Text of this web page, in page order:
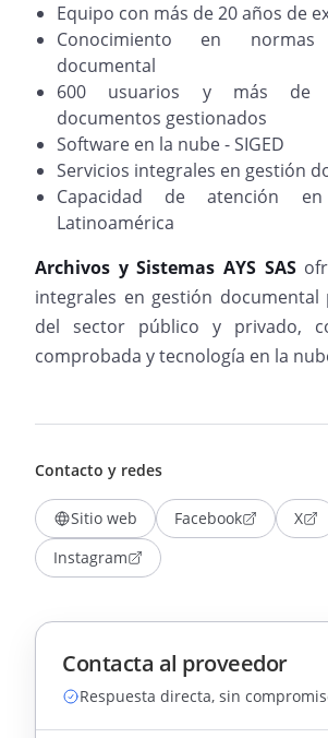
Equipo con más de 20 años de
Conocimiento en
documental
600 usuarios y más de
documentos gestionados
Software en la nube - SIGED
Servicios integrales en gestión
Capacidad de atención
Latinoamérica
Archivos y Sistemas AYS SAS
integrales en gestión documental
del sector público y privado,
comprobada y tecnología en la
Contacto y redes
Sitio web Facebook
X
Instagram
Contacta al proveedor
Respuesta directa, sin